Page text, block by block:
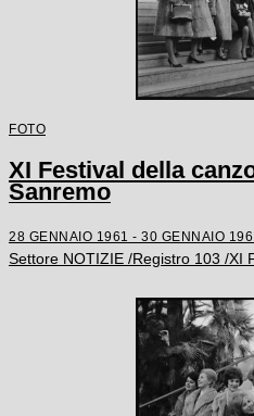
FOTO
XI Festival della
Sanremo
28 GENNAIO 1961 - 30 GENNAIO
Settore NOTIZIE /Registro 103 /XI